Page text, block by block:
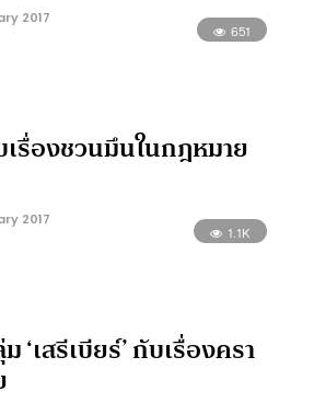
2017
651
รื่องชวนมึนในกฎหมาย
2017
1.1K
เสรีเบียร์’ กับเรื่องครา